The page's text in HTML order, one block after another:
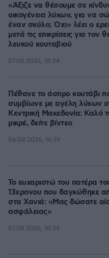
«Άξιζε να θέσουμε σε
οικογένεια λύκων, για να
έναν σκύλο; Όχι» λέει ο
μετά τις επικρίσεις για τον
λευκού κουταβιού
07.08.2026, 18:54
Πέθανε το άσπρο κουτάβι
συμβίωνε με αγέλη λύκων
Κεντρική Μακεδονία: Καλό
μικρέ, δείτε βίντεο
06.08.2026, 16:39
Το ευχαριστώ του πατέρα
13χρονου που δαγκώθηκε
στα Χανιά: «Μας δώσατε
ασφάλειας»
07.08.2026, 10:26